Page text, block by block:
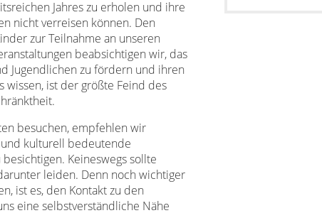
Jahres zu erholen und ihre
nicht verreisen können. Den
zur Teilnahme an unseren
beabsichtigen wir, das
Jugendlichen zu fördern und ihren
ist der größte Feind des
besuchen, empfehlen wir
kulturell bedeutende
Keineswegs sollte
leiden. Denn noch wichtiger
ist es, den Kontakt zu den
eine selbstverständliche Nähe